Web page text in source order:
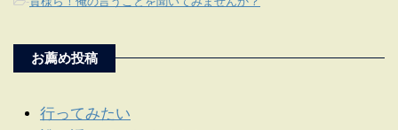
お薦め投稿
行ってみたい